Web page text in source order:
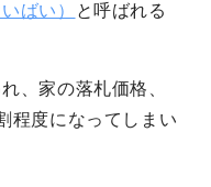
ばい）
と呼ばれる
、家の落札価格、
程度になってしまい